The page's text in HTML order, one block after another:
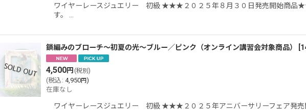
ワイヤーレースジュエリー 初級 ★★★２０２５年８月３０日発売開始商品
す。 …
鎖編みのブローチ〜初夏の光〜ブルー／ピンク（オンライン講習会対象商品） [
4,500円 (税別)
(税込 : 4,950円)
在庫なし
ワイヤーレースジュエリー 初級 ★★★２０２５年アニバーサリーフェア発